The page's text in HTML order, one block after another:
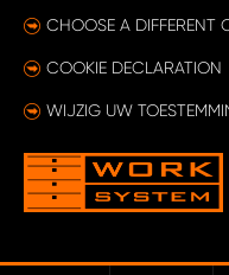
CHOOSE A DIFFERENT
COOKIE DECLARATION
WIJZIG UW